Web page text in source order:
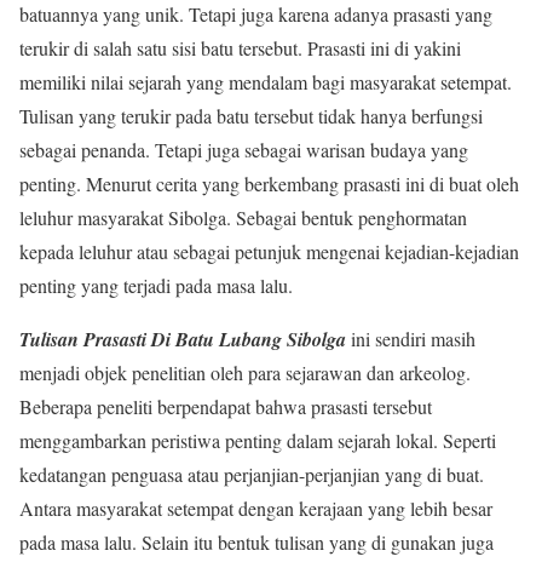
batuannya yang unik. Tetapi juga karena adanya prasasti yang
terukir di salah satu sisi batu tersebut. Prasasti ini di yakini
memiliki nilai sejarah yang mendalam bagi masyarakat setempat.
Tulisan yang terukir pada batu tersebut tidak hanya berfungsi
sebagai penanda. Tetapi juga sebagai warisan budaya yang
penting. Menurut cerita yang berkembang prasasti ini di buat oleh
leluhur masyarakat Sibolga. Sebagai bentuk penghormatan
kepada leluhur atau sebagai petunjuk mengenai kejadian-kejadian
penting yang terjadi pada masa lalu.
Tulisan Prasasti Di Batu Lubang Sibolgaini sendiri masih
menjadi objek penelitian oleh para sejarawan dan arkeolog.
Beberapa peneliti berpendapat bahwa prasasti tersebut
menggambarkan peristiwa penting dalam sejarah lokal. Seperti
kedatangan penguasa atau perjanjian-perjanjian yang di buat.
Antara masyarakat setempat dengan kerajaan yang lebih besar
pada masa lalu. Selain itu bentuk tulisan yang di gunakan juga